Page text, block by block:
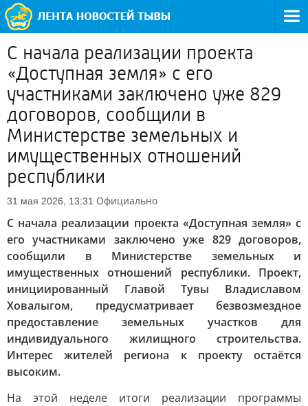
С начала реализации проекта
«Доступная земля» с его
участниками заключено уже 829
договоров, сообщили в
Министерстве земельных и
имущественных отношений
республики
31 мая 2026, 13:31 Официально
С начала реализации проекта «Доступная земля» с
его участниками заключено уже 829 договоров,
сообщили в Министерстве земельных и
имущественных отношений республики. Проект,
инициированный Главой Тувы Владиславом
Ховалыгом, предусматривает безвозмездное
предоставление земельных участков для
индивидуального жилищного строительства.
Интерес жителей региона к проекту остаётся
высоким.
На этой неделе итоги реализации программы